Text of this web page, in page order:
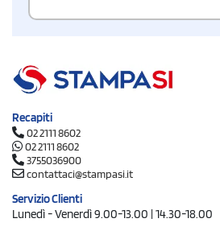
Recapiti
02 2111 8602
02 2111 8602
3755036900
contattaci@stampasi.it
Servizio Clienti
Lunedì - Venerdì 9.00-13.00 | 14.30-18.00